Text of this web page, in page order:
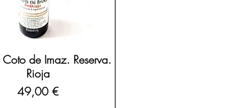
de Imaz. Reserva.
Rioja
Precio
49,00 €